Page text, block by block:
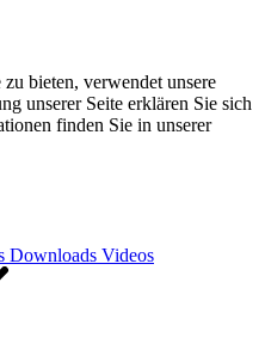
bieten, verwendet unsere
unserer Seite erklären Sie sich
finden Sie in unserer
Downloads Videos